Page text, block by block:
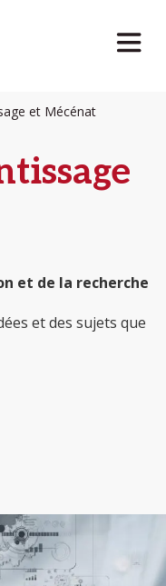
et Mécénat
et de la recherche
et des sujets que